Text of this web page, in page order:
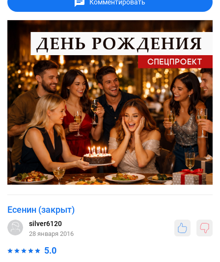
Комментировать
Есенин (закрыт)
silver6120
28 января 2016
5.0